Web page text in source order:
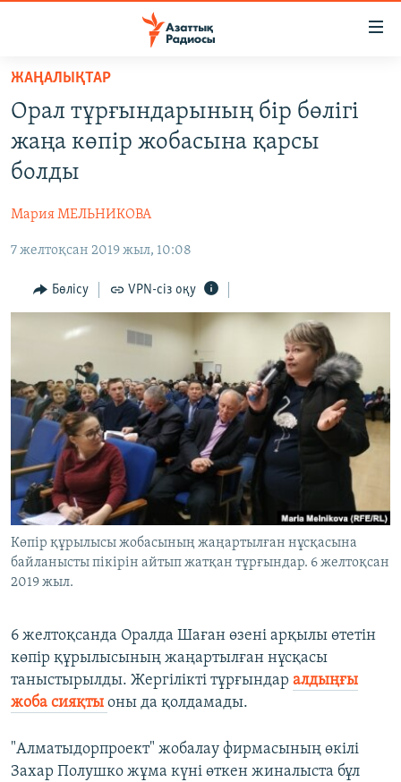
Skip
main
content
Skip
main
Navigation
Skip
Search
САЯСАТ
AZATTYQTV
АДАМ ҚҰҚЫҚТАРЫ
ӘЛЕУМЕТ
ӘЛЕМ
АРНАЙЫ ЖОБАЛАР
ЖАЗЫЛЫҢЫЗ
Басқа тілдерде
ЖАҢАЛЫҚТАР
Орал тұрғындарының бір бөлігі
жаңа көпір жобасына қарсы
болды
Мария МЕЛЬНИКОВА
7 желтоқсан 2019 жыл, 10:08
Бөлісу VPN-сіз оқу
Көпір құрылысы жобасының жаңартылған нұсқасына
байланысты пікірін айтып жатқан тұрғындар. 6 желтоқсан
2019 жыл.
6 желтоқсанда Оралда Шаған өзені арқылы өтетін
көпір құрылысының жаңартылған нұсқасы
таныстырылды. Жергілікті тұрғындар алдыңғы
жоба сияқты оны да қолдамады.
​"Алматыдорпроект" жобалау фирмасының өкілі
Захар Полушко жұма күні өткен жиналыста бұл